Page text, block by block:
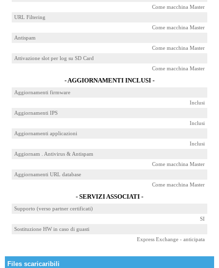
Come macchina Master
URL Filtering
Come macchina Master
Antispam
Come macchina Master
Attivazione slot per log su SD Card
Come macchina Master
- AGGIORNAMENTI INCLUSI -
Aggiornamenti firmware
Inclusi
Aggiornamenti IPS
Inclusi
Aggiornamenti applicazioni
Inclusi
Aggiornam . Antivirus & Antispam
Come macchina Master
Aggiornamenti URL database
Come macchina Master
- SERVIZI ASSOCIATI -
Supporto (verso partner certificati)
SI
Sostituzione HW in caso di guasti
Express Exchange - anticipata
Files scaricaribili